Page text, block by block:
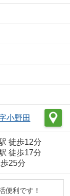
小野田
徒歩12分
徒歩17分
歩25分
便利です！